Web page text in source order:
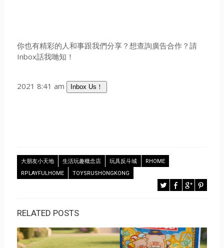
你也有精彩的人和事跟我們分享？想查詢廣告合作？請
Inbox話我哋知！
2021 8:41 am Inbox Us！
大朋友小天地 生活玩趣概念店 玩具反斗城
RHOME
RPLAYFULHOME
TOYSRUSHONGKONG
RELATED POSTS